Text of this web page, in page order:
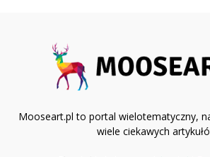
Mooseart.pl to portal wielotematyczny,
wiele ciekawych